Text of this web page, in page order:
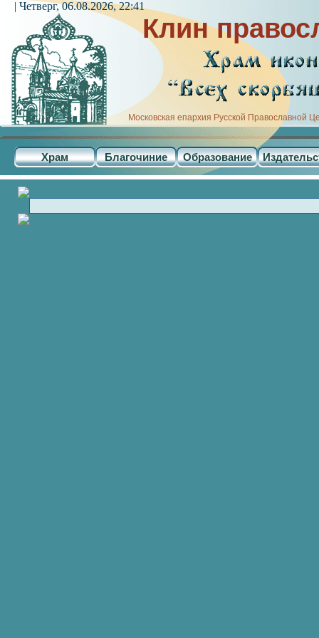
Клин
Московская епархия Русской Православной
Храм Благочиние Образование
| Четверг, 06.08.2026, 22:41